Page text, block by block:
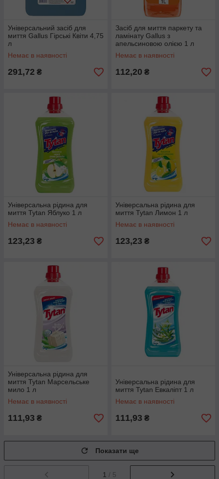
Універсальний засіб для
миття Gallus Гірські Квіти 4,75
л
Немає в наявності
291,72 ₴
Засіб для миття паркету та
ламінату Gallus з
апельсиновою олією 1 л
Немає в наявності
112,20 ₴
Універсальна рідина для
миття Tytan Яблуко 1 л
Немає в наявності
123,23 ₴
Універсальна рідина для
миття Tytan Лимон 1 л
Немає в наявності
123,23 ₴
Універсальна рідина для
миття Tytan Марсельське
мило 1 л
Немає в наявності
111,93 ₴
Універсальна рідина для
миття Tytan Евкаліпт 1 л
Немає в наявності
111,93 ₴
Показати ще
1 / 5